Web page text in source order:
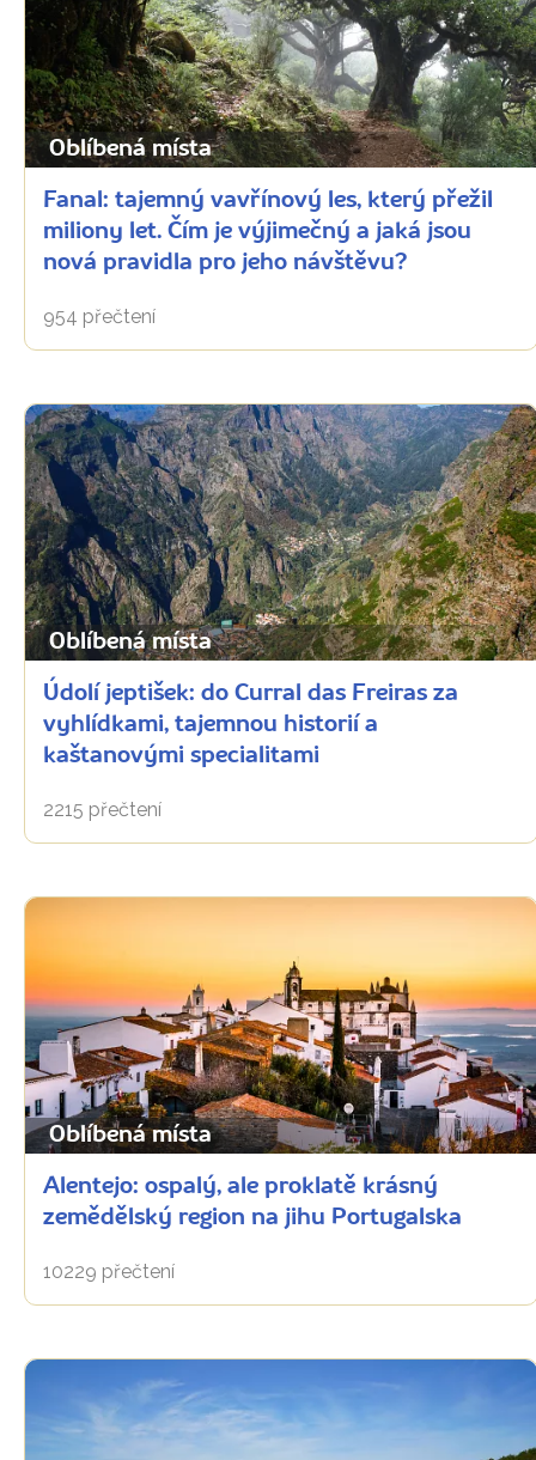
Oblíbená místa
Fanal: tajemný vavřínový les, který přežil
miliony let. Čím je výjimečný a jaká jsou
nová pravidla pro jeho návštěvu?
954 přečtení
Oblíbená místa
Údolí jeptišek: do Curral das Freiras za
vyhlídkami, tajemnou historií a
kaštanovými specialitami
2215 přečtení
Oblíbená místa
Alentejo: ospalý, ale proklatě krásný
zemědělský region na jihu Portugalska
10229 přečtení